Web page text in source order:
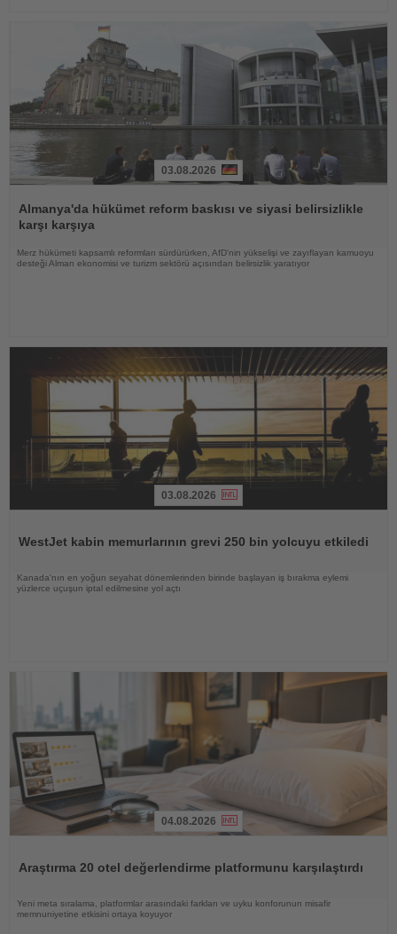
Oku
03.08.2026
Almanya'da hükümet reform baskısı ve siyasi belirsizlikle
karşı karşıya
Merz hükümeti kapsamlı reformları sürdürürken, AfD'nin yükselişi ve zayıflayan kamuoyu
desteği Alman ekonomisi ve turizm sektörü açısından belirsizlik yaratıyor
03.08.2026
WestJet kabin memurlarının grevi 250 bin yolcuyu etkiledi
Kanada'nın en yoğun seyahat dönemlerinden birinde başlayan iş bırakma eylemi
yüzlerce uçuşun iptal edilmesine yol açtı
04.08.2026
Araştırma 20 otel değerlendirme platformunu karşılaştırdı
Yeni meta sıralama, platformlar arasındaki farkları ve uyku konforunun misafir
memnuniyetine etkisini ortaya koyuyor